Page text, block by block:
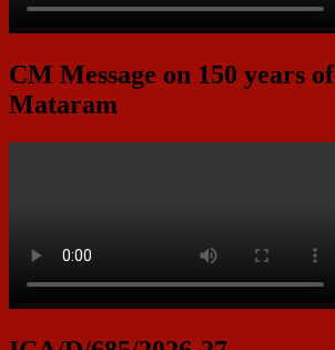
CM Message on 150 years
Mataram